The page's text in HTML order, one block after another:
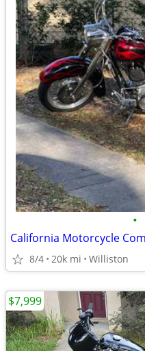
•
California Motorcycle
8/4 20k mi Williston
$7,999